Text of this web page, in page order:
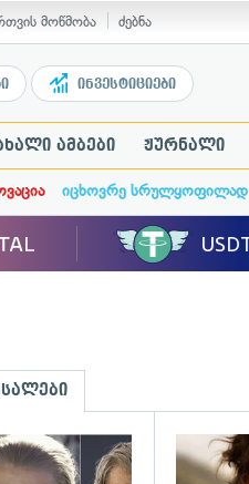
მოწმობა ძებნა
ინვესტიციები
ამბები ჟურნალი
იცხოვრე სრულყოფილად